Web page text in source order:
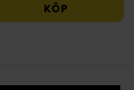
KÖP